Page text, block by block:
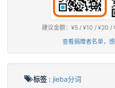
建议金额：¥5 / ¥10 / ¥20 /
查看捐赠者名单，
标签 : jieba分词